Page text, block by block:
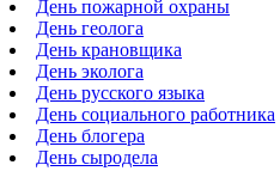
День пожарной охраны
День геолога
День крановщика
День эколога
День русского языка
День социального работника
День блогера
День сыродела